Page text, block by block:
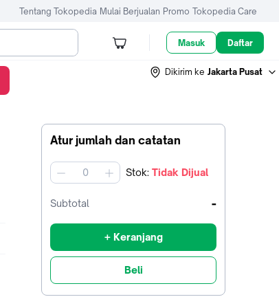
Tentang Tokopedia Mulai Berjualan Promo Tokopedia Care
Masuk Daftar
Dikirim ke Jakarta Pusat
Atur jumlah dan catatan
jumlah Stok: Tidak Dijual
Subtotal -
+ Keranjang
Beli